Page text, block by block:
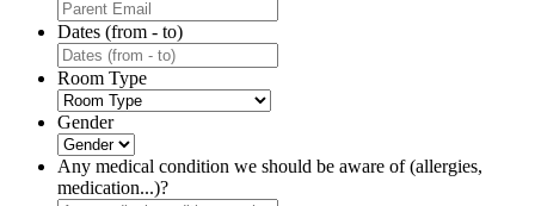
Dates (from - to)
Room Type
Gender
Any medical condition we should be aware of (allergies,
medication...)?